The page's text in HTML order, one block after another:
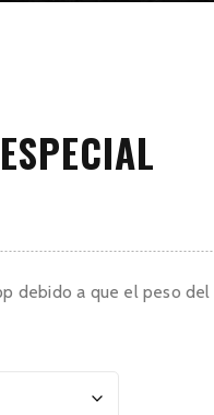
debido a que el peso del